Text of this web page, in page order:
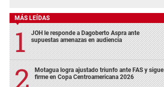
MÁS LEÍDAS
JOH le responde a Dagoberto Aspra ante
supuestas amenazas en audiencia
Motagua logra ajustado triunfo ante FAS y sigue
firme en Copa Centroamericana 2026